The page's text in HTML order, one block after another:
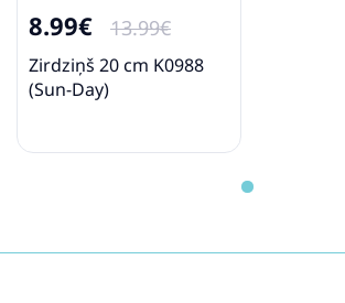
8.99€ 13.99€
Zirdziņš 20 cm K0988
(Sun-Day)